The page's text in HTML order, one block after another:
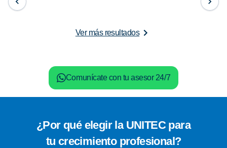
Ver más resultados
Comunícate con tu asesor 24/7
¿Por qué elegir la UNITEC para
tu crecimiento profesional?